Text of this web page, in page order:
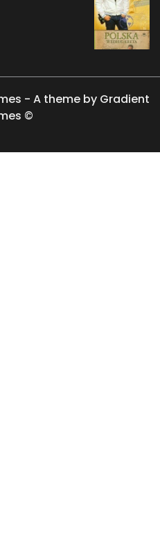
- A theme by Gradient
©